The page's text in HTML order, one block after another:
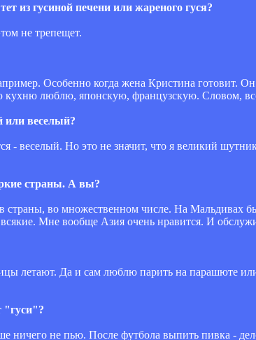
из гусиной печени или жареного гуся?
не трепещет.
Особенно когда жена Кристина готовит.
кухню люблю, японскую, французскую. Словом,
веселый?
- веселый. Но это не значит, что я великий
страны. А вы?
во множественном числе. На Мальдивах
Мне вообще Азия очень нравится. И
летают. Да и сам люблю парить на парашюте
"гуси"?
ничего не пью. После футбола выпить пивка -